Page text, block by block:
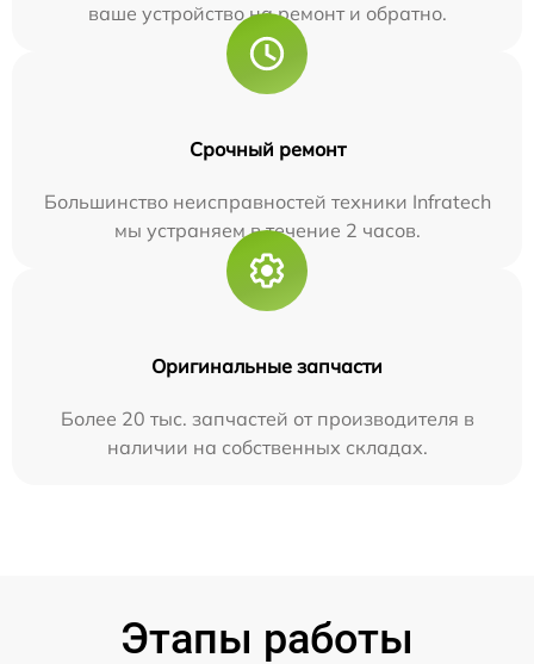
ваше устройство на ремонт и обратно.
Срочный ремонт
Большинство неисправностей техники Infratech
мы устраняем в течение 2 часов.
Оригинальные запчасти
Более 20 тыс. запчастей от производителя в
наличии на собственных складах.
Этапы работы